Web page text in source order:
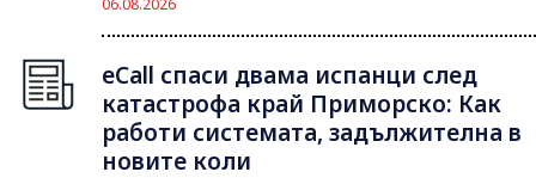
eCall спаси двама испанци след
катастрофа край Приморско: Как
работи системата, задължителна в
новите коли